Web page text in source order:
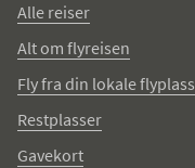
Alle reiser
Alt om flyreisen
Fly fra din lokale flyplass
Restplasser
Gavekort